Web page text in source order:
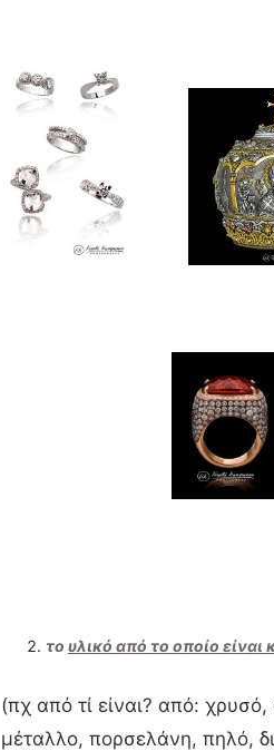
το υλικό από το οποίο
(πχ από τί είναι? από:
μέταλλο, πορσελάνη, πηλό,